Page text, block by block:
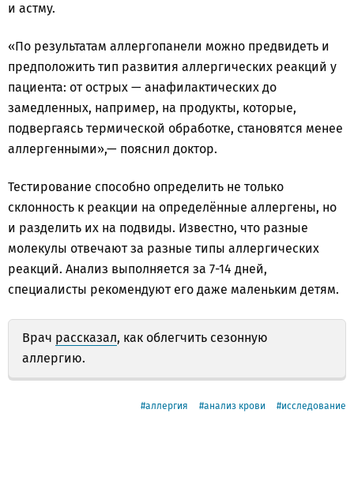
и астму.
«По результатам аллергопанели можно предвидеть и
предположить тип развития аллергических реакций у
пациента: от острых — анафилактических до
замедленных, например, на продукты, которые,
подвергаясь термической обработке, становятся менее
аллергенными»,— пояснил доктор.
Тестирование способно определить не только
склонность к реакции на определённые аллергены, но
и разделить их на подвиды. Известно, что разные
молекулы отвечают за разные типы аллергических
реакций. Анализ выполняется за 7-14 дней,
специалисты рекомендуют его даже маленьким детям.
Врач рассказал, как облегчить сезонную
аллергию.
аллергия анализ крови исследование